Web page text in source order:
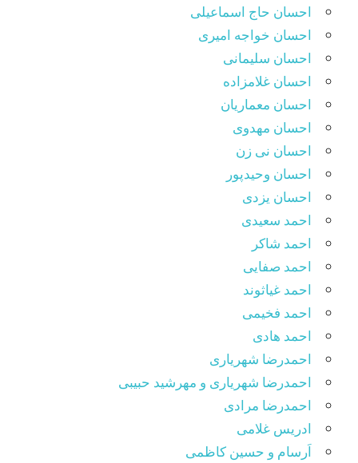
احسان حاج اسماعیلی
احسان خواجه امیری
احسان سلیمانی
احسان غلامزاده
احسان معماریان
احسان مهدوی
احسان نی زن
احسان وحیدپور
احسان یزدی
احمد سعیدی
احمد شاکر
احمد صفایی
احمد غیاثوند
احمد فخیمی
احمد هادی
احمدرضا شهریاری
احمدرضا شهریاری و مهرشید حبیبی
احمدرضا مرادی
ادریس غلامی
اَرسام و حسین کاظمی